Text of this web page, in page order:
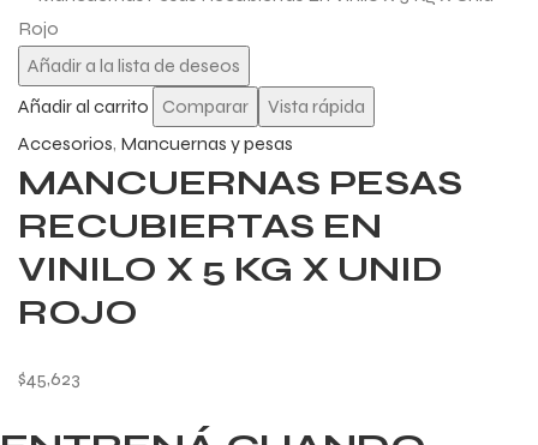
Añadir a la lista de deseos
Añadir al carrito
Comparar
Vista rápida
Accesorios, Mancuernas y pesas
MANCUERNAS PESAS
RECUBIERTAS EN
VINILO X 5 KG X UNID
ROJO
$45,623